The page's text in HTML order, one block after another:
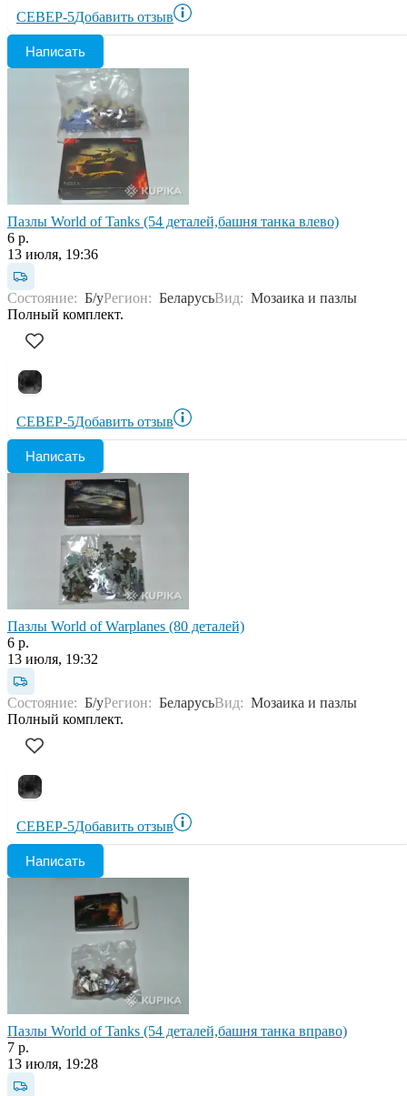
СЕВЕР-5Добавить отзыв
Написать
Пазлы World of Tanks (54 деталей,башня танка влево)
6 р.
13 июля, 19:36
Состояние: Б/уРегион: БеларусьВид: Мозаика и пазлы
Полный комплект.
СЕВЕР-5Добавить отзыв
Написать
Пазлы World of Warplanes (80 деталей)
6 р.
13 июля, 19:32
Состояние: Б/уРегион: БеларусьВид: Мозаика и пазлы
Полный комплект.
СЕВЕР-5Добавить отзыв
Написать
Пазлы World of Tanks (54 деталей,башня танка вправо)
7 р.
13 июля, 19:28